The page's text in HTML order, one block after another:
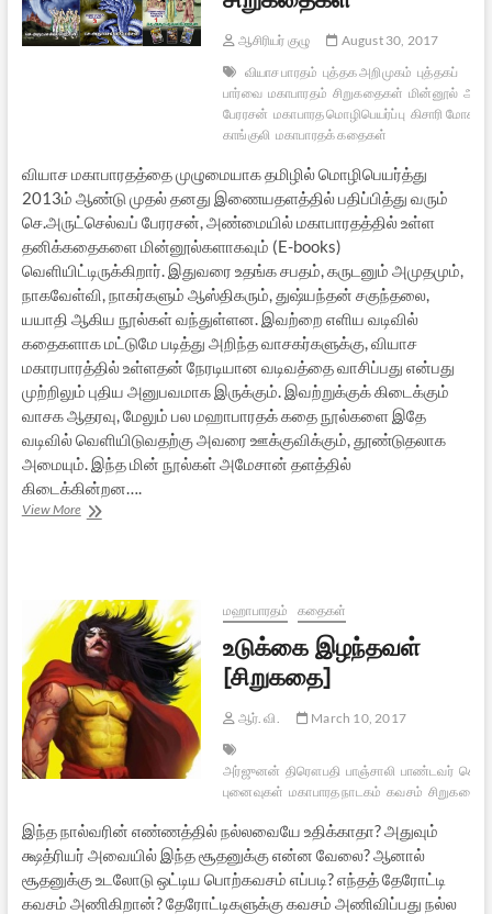
ஆசிரியர் குழு
August 30, 2017
வியாச பாரதம் புத்தக அறிமுகம் புத்தகப்
பார்வை மகாபாரதம் சிறுகதைகள் மின்னூல்
பேரரசன் மகாபாரத மொழிபெயர்ப்பு கிசாரி மோகன்
காங்குலி மகாபாரதக் கதைகள்
வியாச மகாபாரதத்தை முழுமையாக தமிழில் மொழிபெயர்த்து
2013ம் ஆண்டு முதல் தனது இணையதளத்தில் பதிப்பித்து வரும்
செ.அருட்செல்வப் பேரரசன், அண்மையில் மகாபாரதத்தில் உள்ள
தனிக்கதைகளை மின்னூல்களாகவும் (E-books)
வெளியிட்டிருக்கிறார். இதுவரை உதங்க சபதம், கருடனும் அமுதமும்,
நாகவேள்வி, நாகர்களும் ஆஸ்திகரும், துஷ்யந்தன் சகுந்தலை,
யயாதி ஆகிய நூல்கள் வந்துள்ளன. இவற்றை எளிய வடிவில்
கதைகளாக மட்டுமே படித்து அறிந்த வாசகர்களுக்கு, வியாச
மகாரபாரத்தில் உள்ளதன் நேரடியான வடிவத்தை வாசிப்பது என்பது
முற்றிலும் புதிய அனுபவமாக இருக்கும். இவற்றுக்குக் கிடைக்கும்
வாசக ஆதரவு, மேலும் பல மஹாபாரதக் கதை நூல்களை இதே
வடிவில் வெளியிடுவதற்கு அவரை ஊக்குவிக்கும், தூண்டுதலாக
அமையும். இந்த மின் நூல்கள் அமேசான் தளத்தில்
கிடைக்கின்றன….
View Moreஅருட்செல்வப்
மஹாபாரதம் கதைகள்
உடுக்கை இழந்தவள்
[சிறுகதை]
ஆர். வி. March 10, 2017
அர்ஜுனன் திரௌபதி பாஞ்சாலி பாண்டவர்
புனைவுகள் மகாபாரத நாடகம் கவசம் சிறுகதை
இந்த நால்வரின் எண்ணத்தில் நல்லவையே உதிக்காதா? அதுவும்
க்ஷத்ரியர் அவையில் இந்த சூதனுக்கு என்ன வேலை? ஆனால்
சூதனுக்கு உடலோடு ஒட்டிய பொற்கவசம் எப்படி? எந்தத் தேரோட்டி
கவசம் அணிகிறான்? தேரோட்டிகளுக்கு கவசம் அணிவிப்பது நல்ல